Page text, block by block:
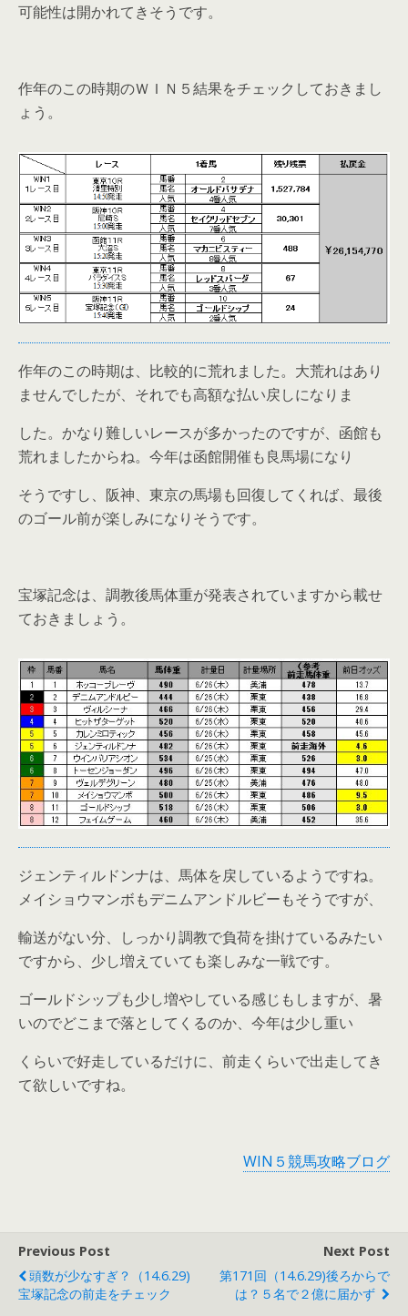
可能性は開かれてきそうです。
作年のこの時期のＷＩＮ５結果をチェックしておきまし
ょう。
作年のこの時期は、比較的に荒れました。大荒れはあり
ませんでしたが、それでも高額な払い戻しになりま
した。かなり難しいレースが多かったのですが、函館も
荒れましたからね。今年は函館開催も良馬場になり
そうですし、阪神、東京の馬場も回復してくれば、最後
のゴール前が楽しみになりそうです。
宝塚記念は、調教後馬体重が発表されていますから載せ
ておきましょう。
ジェンティルドンナは、馬体を戻しているようですね。
メイショウマンボもデニムアンドルビーもそうですが、
輸送がない分、しっかり調教で負荷を掛けているみたい
ですから、少し増えていても楽しみな一戦です。
ゴールドシップも少し増やしている感じもしますが、暑
いのでどこまで落としてくるのか、今年は少し重い
くらいで好走しているだけに、前走くらいで出走してき
て欲しいですね。
WIN５競馬攻略ブログ
Previous Post
頭数が少なすぎ？（14.6.29)
宝塚記念の前走をチェック
Next Post
第171回（14.6.29)後ろからで
は？５名で２億に届かず